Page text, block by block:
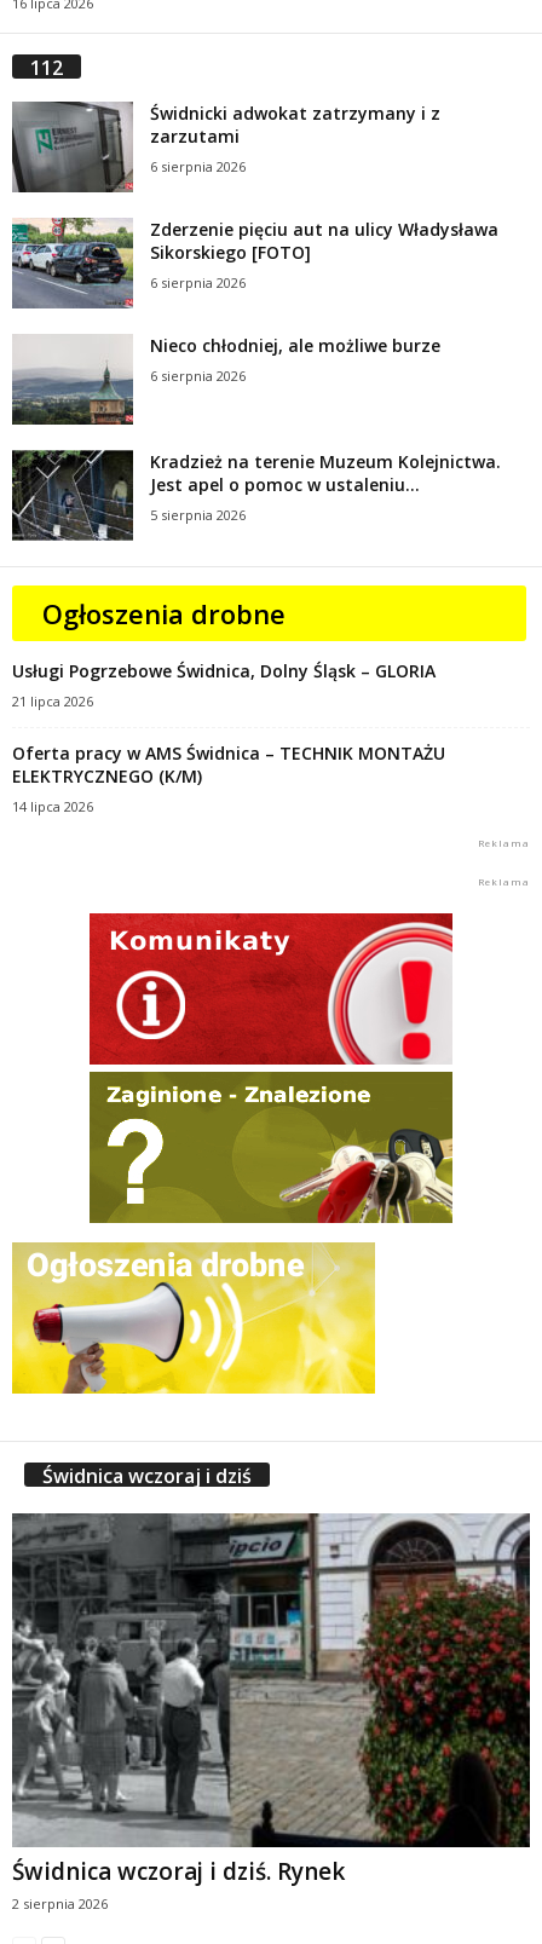
112
Świdnicki adwokat zatrzymany i z
zarzutami
6 sierpnia 2026
Zderzenie pięciu aut na ulicy Władysława
Sikorskiego [FOTO]
6 sierpnia 2026
Nieco chłodniej, ale możliwe burze
6 sierpnia 2026
Kradzież na terenie Muzeum Kolejnictwa.
Jest apel o pomoc w ustaleniu...
5 sierpnia 2026
Ogłoszenia drobne
Usługi Pogrzebowe Świdnica, Dolny Śląsk – GLORIA
21 lipca 2026
Oferta pracy w AMS Świdnica – TECHNIK MONTAŻU
ELEKTRYCZNEGO (K/M)
14 lipca 2026
Świdnica wczoraj i dziś
Świdnica wczoraj i dziś. Rynek
2 sierpnia 2026